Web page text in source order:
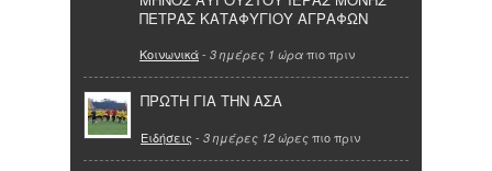
ΠΕΤΡΑΣ ΚΑΤΑΦΥΓΙΟΥ ΑΓΡΑΦΩΝ
Κοινωνικά- 3 ημέρες 1 ώρα πιο πριν
ΠΡΩΤΗ ΓΙΑ ΤΗΝ ΑΣΑ
Ειδήσεις - 3 ημέρες 12 ώρες πιο πριν